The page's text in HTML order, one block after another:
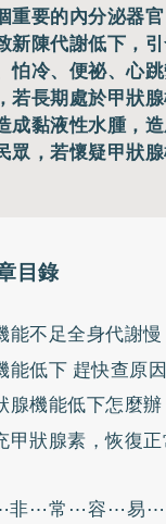
重要的內分泌器
新陳代謝低下，
怕冷、便祕、心
若長期處於甲狀
成黏液性水腫，
眾，若懷疑甲狀
目錄
能不足全身代謝慢
能低下 趕快查原因
腺機能低下怎麼辦
甲狀腺素，恢復
非⋯常⋯容⋯易⋯